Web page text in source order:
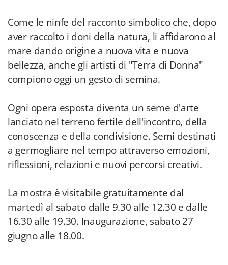
Come le ninfe del racconto simbolico che, dopo
aver raccolto i doni della natura, li affidarono al
mare dando origine a nuova vita e nuova
bellezza, anche gli artisti di "Terra di Donna"
compiono oggi un gesto di semina.
Ogni opera esposta diventa un seme d'arte
lanciato nel terreno fertile dell'incontro, della
conoscenza e della condivisione. Semi destinati
a germogliare nel tempo attraverso emozioni,
riflessioni, relazioni e nuovi percorsi creativi.
La mostra è visitabile gratuitamente dal
martedì al sabato dalle 9.30 alle 12.30 e dalle
16.30 alle 19.30. Inaugurazione, sabato 27
giugno alle 18.00.